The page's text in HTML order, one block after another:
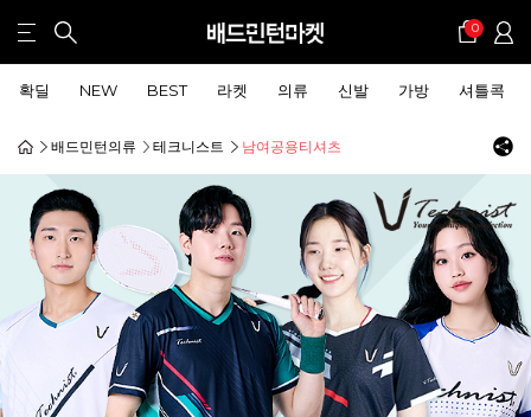
0
확딜 NEW BEST 라켓 의류 신발 가방 셔틀콕
배드민턴의류 테크니스트 남여공용티셔츠